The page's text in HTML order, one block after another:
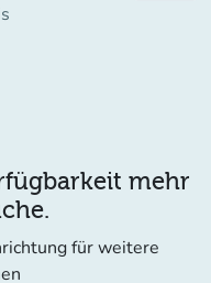
mehr
für weitere